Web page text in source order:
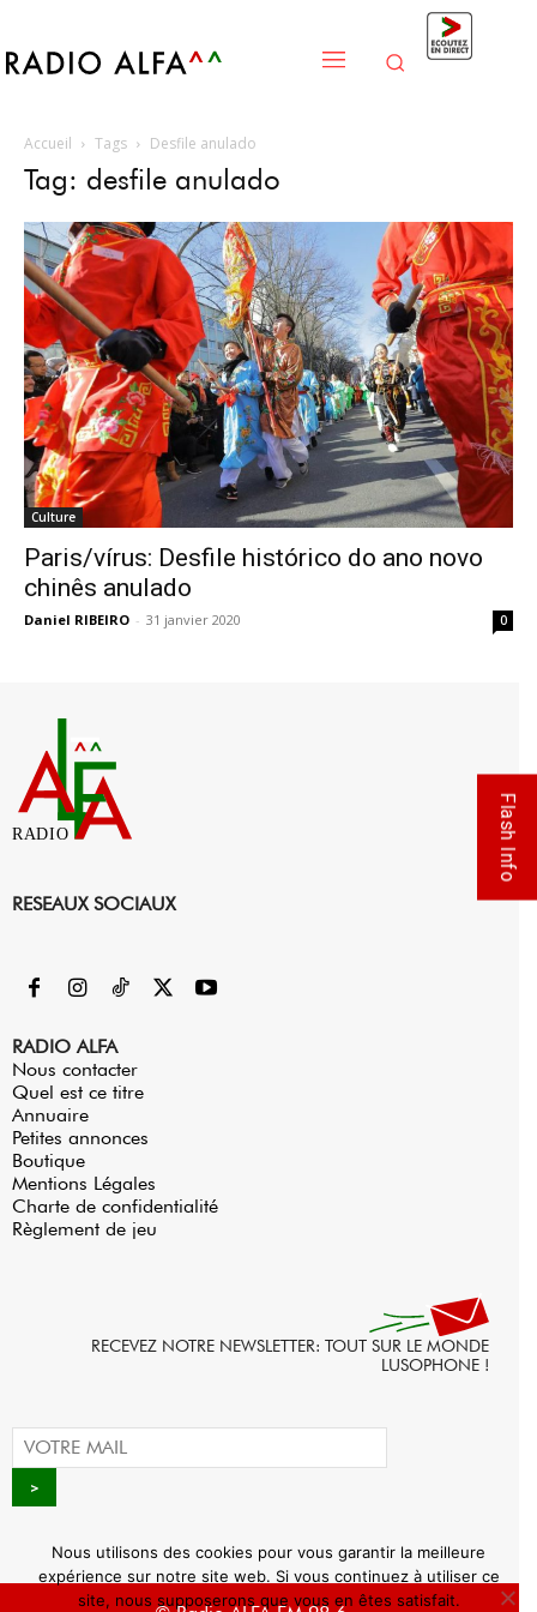
Accueil Tags Desfile anulado
Tag: desfile anulado
Culture
Paris/vírus: Desfile histórico do ano novo
chinês anulado
Daniel RIBEIRO - 31 janvier 2020 0
RADIO
RESEAUX SOCIAUX
RADIO ALFA
Nous contacter
Quel est ce titre
Annuaire
Petites annonces
Boutique
Mentions Légales
Charte de confidentialité
Règlement de jeu
RECEVEZ NOTRE NEWSLETTER: TOUT SUR LE MONDE
LUSOPHONE !
Flash Info
Nous utilisons des cookies pour vous garantir la meilleure
expérience sur notre site web. Si vous continuez à utiliser ce
site, nous supposerons que vous en êtes satisfait.